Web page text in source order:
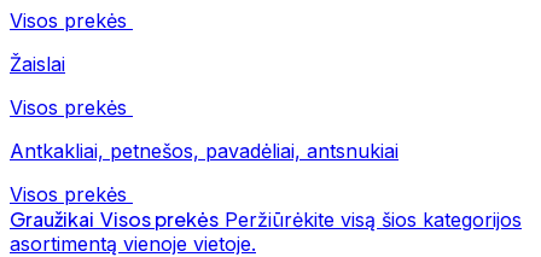
Visos prekės
Žaislai
Visos prekės
Antkakliai, petnešos, pavadėliai, antsnukiai
Visos prekės
Graužikai Visos prekės Peržiūrėkite visą šios kategorijos
asortimentą vienoje vietoje.